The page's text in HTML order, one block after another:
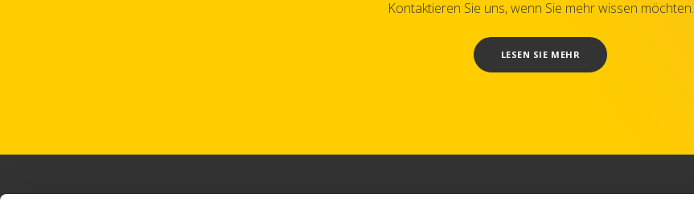
Kontaktieren Sie uns, wenn Sie mehr wissen möchten.
LESEN SIE MEHR